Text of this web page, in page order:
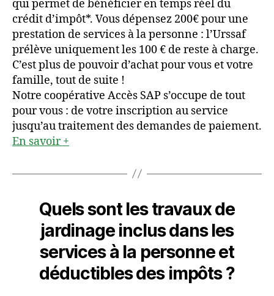
qui permet de bénéficier en temps réel du
crédit d’impôt*. Vous dépensez 200€ pour une
prestation de services à la personne : l’Urssaf
prélève uniquement les 100 € de reste à charge.
C’est plus de pouvoir d’achat pour vous et votre
famille, tout de suite !
Notre coopérative Accès SAP s’occupe de tout
pour vous : de votre inscription au service
jusqu’au traitement des demandes de paiement.
En savoir +
Quels sont les travaux de
jardinageinclusdans les
services à la personne et
déductibles des impôts ?